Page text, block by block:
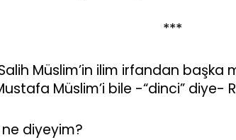
***
Müslim’in ilim irfandan
Müslim’i bile -“dinci” diye-
diyeyim?